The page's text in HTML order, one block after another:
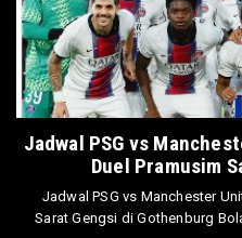
Jadwal PSG vs
Duel Pramusim
Jadwal PSG vs Manchester
Sarat Gengsi di Gothenburg